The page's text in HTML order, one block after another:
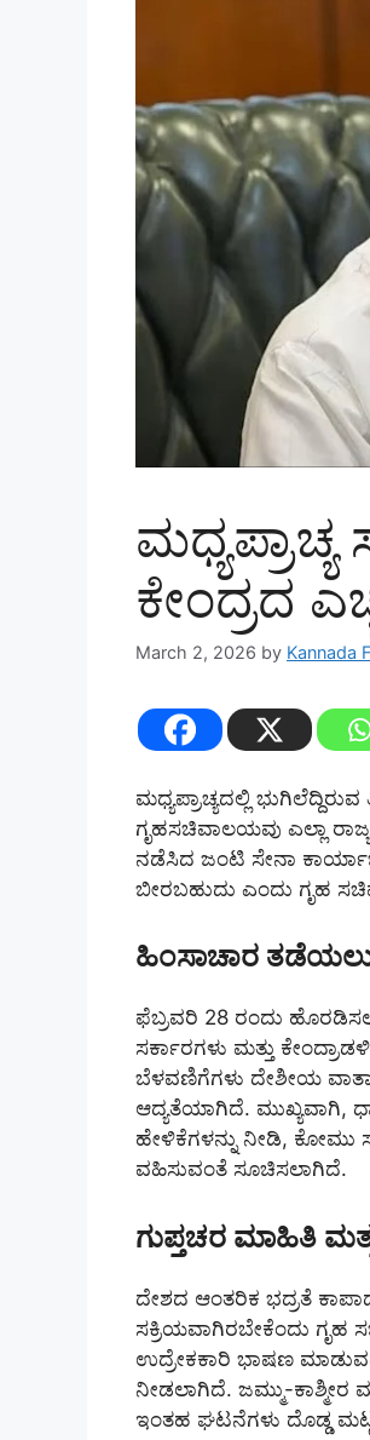
ಕೇಂದ್ರದ
March 2, 2026 by Kannada
ಮಧ್ಯಪ್ರಾಚ್ಯದಲ್ಲಿ
ಗೃಹಸಚಿವಾಲಯವು ಎಲ್ಲಾ
ನಡೆಸಿದ ಜಂಟಿ ಸೇನಾ
ಬೀರಬಹುದು ಎಂದು ಗೃಹ
ಹಿಂಸಾಚಾರ
ಫೆಬ್ರವರಿ 28 ರಂದು
ಸರ್ಕಾರಗಳು ಮತ್ತು
ಬೆಳವಣಿಗೆಗಳು ದೇಶೀಯ
ಆದ್ಯತೆಯಾಗಿದೆ. ಮುಖ್ಯವಾಗಿ,
ಹೇಳಿಕೆಗಳನ್ನು ನೀಡಿ, ಕೋಮು
ವಹಿಸುವಂತೆ ಸೂಚಿಸಲಾಗಿದೆ.
ಗುಪ್ತಚರ ಮಾಹಿತಿ
ದೇಶದ ಆಂತರಿಕ ಭದ್ರತೆ
ಸಕ್ರಿಯವಾಗಿರಬೇಕೆಂದು
ಉದ್ರೇಕಕಾರಿ ಭಾಷಣ
ನೀಡಲಾಗಿದೆ. ಜಮ್ಮು-
ಇಂತಹ ಘಟನೆಗಳು ದೊಡ್ಡ